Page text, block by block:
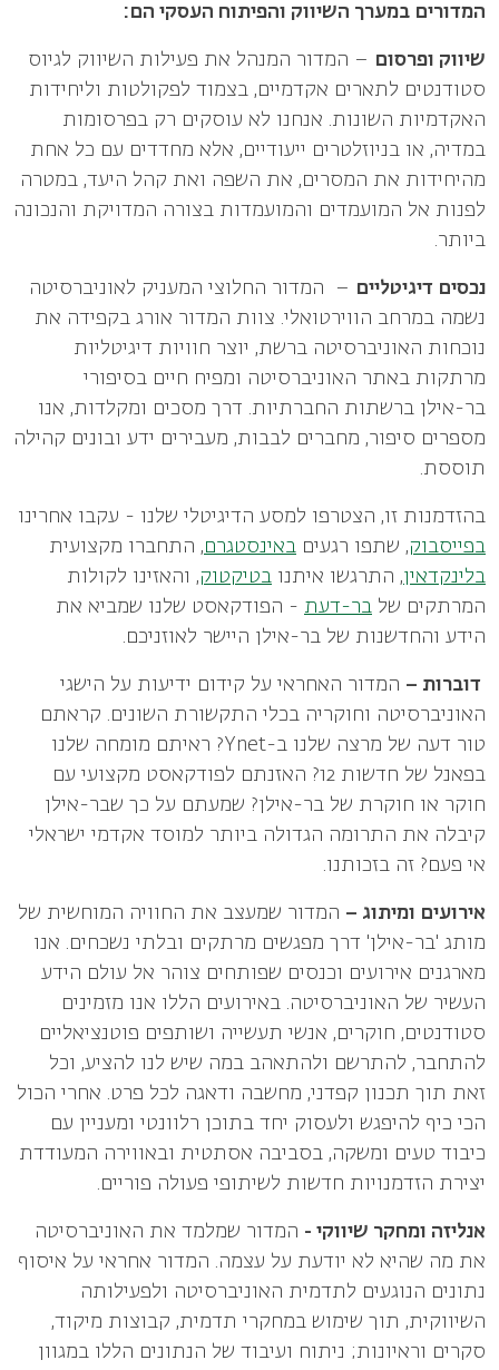
המדורים במערך השיווק והפיתוח העסקי הם:
שיווק ופרסום – המדור המנהל את פעילות השיווק לגיוס
סטודנטים לתארים אקדמיים, בצמוד לפקולטות וליחידות
האקדמיות השונות. אנחנו לא עוסקים רק בפרסומות
במדיה, או בניוזלטרים ייעודיים, אלא מחדדים עם כל אחת
מהיחידות את המסרים, את השפה ואת קהל היעד, במטרה
לפנות אל המועמדים והמועמדות בצורה המדויקת והנכונה
ביותר.
נכסים דיגיטליים – המדור החלוצי המעניק לאוניברסיטה
נשמה במרחב הווירטואלי. צוות המדור אורג בקפידה את
נוכחות האוניברסיטה ברשת, יוצר חוויות דיגיטליות
מרתקות באתר האוניברסיטה ומפיח חיים בסיפורי
בר-אילן ברשתות החברתיות. דרך מסכים ומקלדות, אנו
מספרים סיפור, מחברים לבבות, מעבירים ידע ובונים קהילה
תוססת.
בהזדמנות זו, הצטרפו למסע הדיגיטלי שלנו - עקבו אחרינו
בפייסבוק, שתפו רגעים באינסטגרם, התחברו מקצועית
בלינקדאין, התרגשו איתנו בטיקטוק, והאזינו לקולות
המרתקים של בר-דעת - הפודקאסט שלנו שמביא את
הידע והחדשנות של בר-אילן היישר לאוזניכם.
דוברות – המדור האחראי על קידום ידיעות על הישגי
האוניברסיטה וחוקריה בכלי התקשורת השונים. קראתם
טור דעה של מרצה שלנו ב-Ynet? ראיתם מומחה שלנו
בפאנל של חדשות 12? האזנתם לפודקאסט מקצועי עם
חוקר או חוקרת של בר-אילן? שמעתם על כך שבר-אילן
קיבלה את התרומה הגדולה ביותר למוסד אקדמי ישראלי
אי פעם? זה בזכותנו.
אירועים ומיתוג – המדור שמעצב את החוויה המוחשית של
מותג 'בר-אילן' דרך מפגשים מרתקים ובלתי נשכחים. אנו
מארגנים אירועים וכנסים שפותחים צוהר אל עולם הידע
העשיר של האוניברסיטה. באירועים הללו אנו מזמינים
סטודנטים, חוקרים, אנשי תעשייה ושותפים פוטנציאליים
להתחבר, להתרשם ולהתאהב במה שיש לנו להציע, וכל
זאת תוך תכנון קפדני, מחשבה ודאגה לכל פרט. אחרי הכול
הכי כיף להיפגש ולעסוק יחד בתוכן רלוונטי ומעניין עם
כיבוד טעים ומשקה, בסביבה אסתטית ובאווירה המעודדת
יצירת הזדמנויות חדשות לשיתופי פעולה פוריים.
אנליזה ומחקר שיווקי - המדור שמלמד את האוניברסיטה
את מה שהיא לא יודעת על עצמה. המדור אחראי על איסוף
נתונים הנוגעים לתדמית האוניברסיטה ולפעילותה
השיווקית, תוך שימוש במחקרי תדמית, קבוצות מיקוד,
סקרים וראיונות; ניתוח ועיבוד של הנתונים הללו במגוון